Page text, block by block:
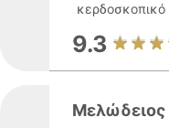
κερδοσκοπικό
9.3